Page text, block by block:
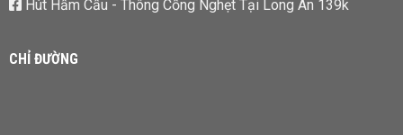
Hút Hầm Cầu - Thông Cống Nghẹt Tại Long An 139k
CHỈ ĐƯỜNG